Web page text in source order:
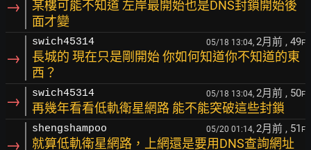
→
某樓可能不知道 左岸最開始也是DNS封鎖開始後
面才變
→
swich45314 05/18 13:04, 2月前 , 49F
長城的 現在只是剛開始 你如何知道你不知道的東
西？
→ swich45314 05/18 13:04, 2月前 , 50F
再幾年看看低軌衛星網路 能不能突破這些封鎖
→
shengshampoo 05/20 01:14, 2月前 , 51 F
就算低軌衛星網路，上網還是要用DNS查詢網址